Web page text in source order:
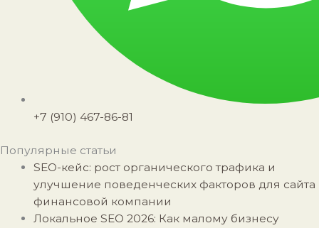
+7 (910) 467-86-81
Популярные статьи
SEO-кейс: рост органического трафика и
улучшение поведенческих факторов для сайта
финансовой компании
Локальное SEO 2026: Как малому бизнесу